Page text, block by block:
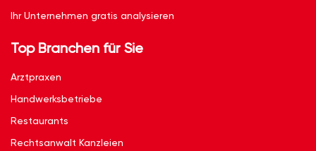
Ihr Unternehmen gratis analysieren
Top Branchen für Sie
Arztpraxen
Handwerksbetriebe
Restaurants
Rechtsanwalt Kanzleien